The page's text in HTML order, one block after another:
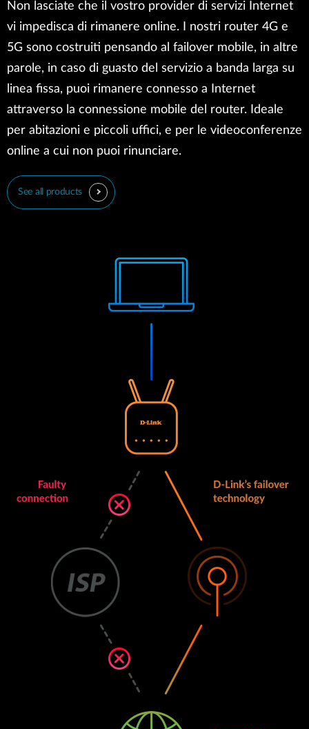
Non lasciate che il vostro provider di servizi Internet
vi impedisca di rimanere online. I nostri router 4G e
5G sono costruiti pensando al failover mobile, in altre
parole, in caso di guasto del servizio a banda larga su
linea fissa, puoi rimanere connesso a Internet
attraverso la connessione mobile del router. Ideale
per abitazioni e piccoli uffici, e per le videoconferenze
online a cui non puoi rinunciare.
See all products